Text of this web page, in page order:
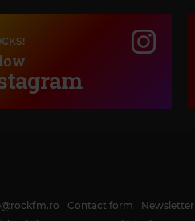
Contact form Newsletter